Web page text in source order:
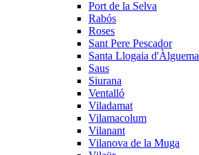
Port de la Selva
Rabós
Roses
Sant Pere Pescador
Santa Llogaia d'Àlguema
Saus
Siurana
Ventalló
Viladamat
Vilamacolum
Vilanant
Vilanova de la Muga